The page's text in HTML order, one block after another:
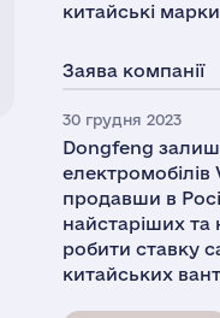
китайські
Заява компанії
30 грудня 2023
Dongfeng
продавши в
найстаріших
робити ставку
китайських